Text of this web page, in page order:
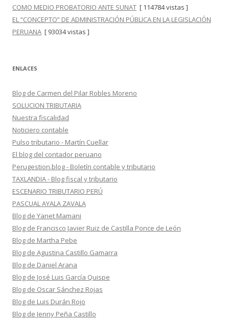
COMO MEDIO PROBATORIO ANTE SUNAT [ 114784 vistas ]
EL “CONCEPTO” DE ADMINISTRACIÓN PÚBLICA EN LA LEGISLACIÓN
PERUANA [ 93034 vistas ]
ENLACES
Blog de Carmen del Pilar Robles Moreno
SOLUCION TRIBUTARIA
Nuestra fiscalidad
Noticiero contable
Pulso tributario - Martín Cuellar
El blog del contador peruano
Perugestion.blog - Boletín contable y tributario
TAXLANDIA - Blog fiscal y tributario
ESCENARIO TRIBUTARIO PERÚ
PASCUAL AYALA ZAVALA
Blog de Yanet Mamani
Blog de Francisco Javier Ruiz de Castilla Ponce de León
Blog de Martha Pebe
Blog de Agustina Castillo Gamarra
Blog de Daniel Arana
Blog de José Luis García Quispe
Blog de Oscar Sánchez Rojas
Blog de Luis Durán Rojo
Blog de Jenny Peña Castillo